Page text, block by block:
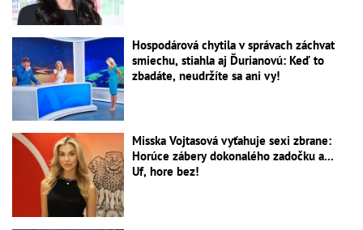
Hospodárová chytila v správach záchvat
smiechu, stiahla aj Ďurianovú: Keď to
zbadáte, neudržíte sa ani vy!
Misska Vojtasová vyťahuje sexi zbrane:
Horúce zábery dokonalého zadočku a...
Uf, hore bez!